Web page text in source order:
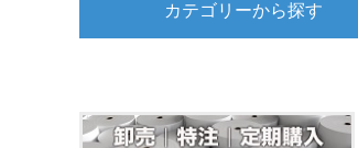
カテゴリーから探す